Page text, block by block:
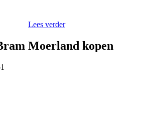
Lees verder
Moerland kopen